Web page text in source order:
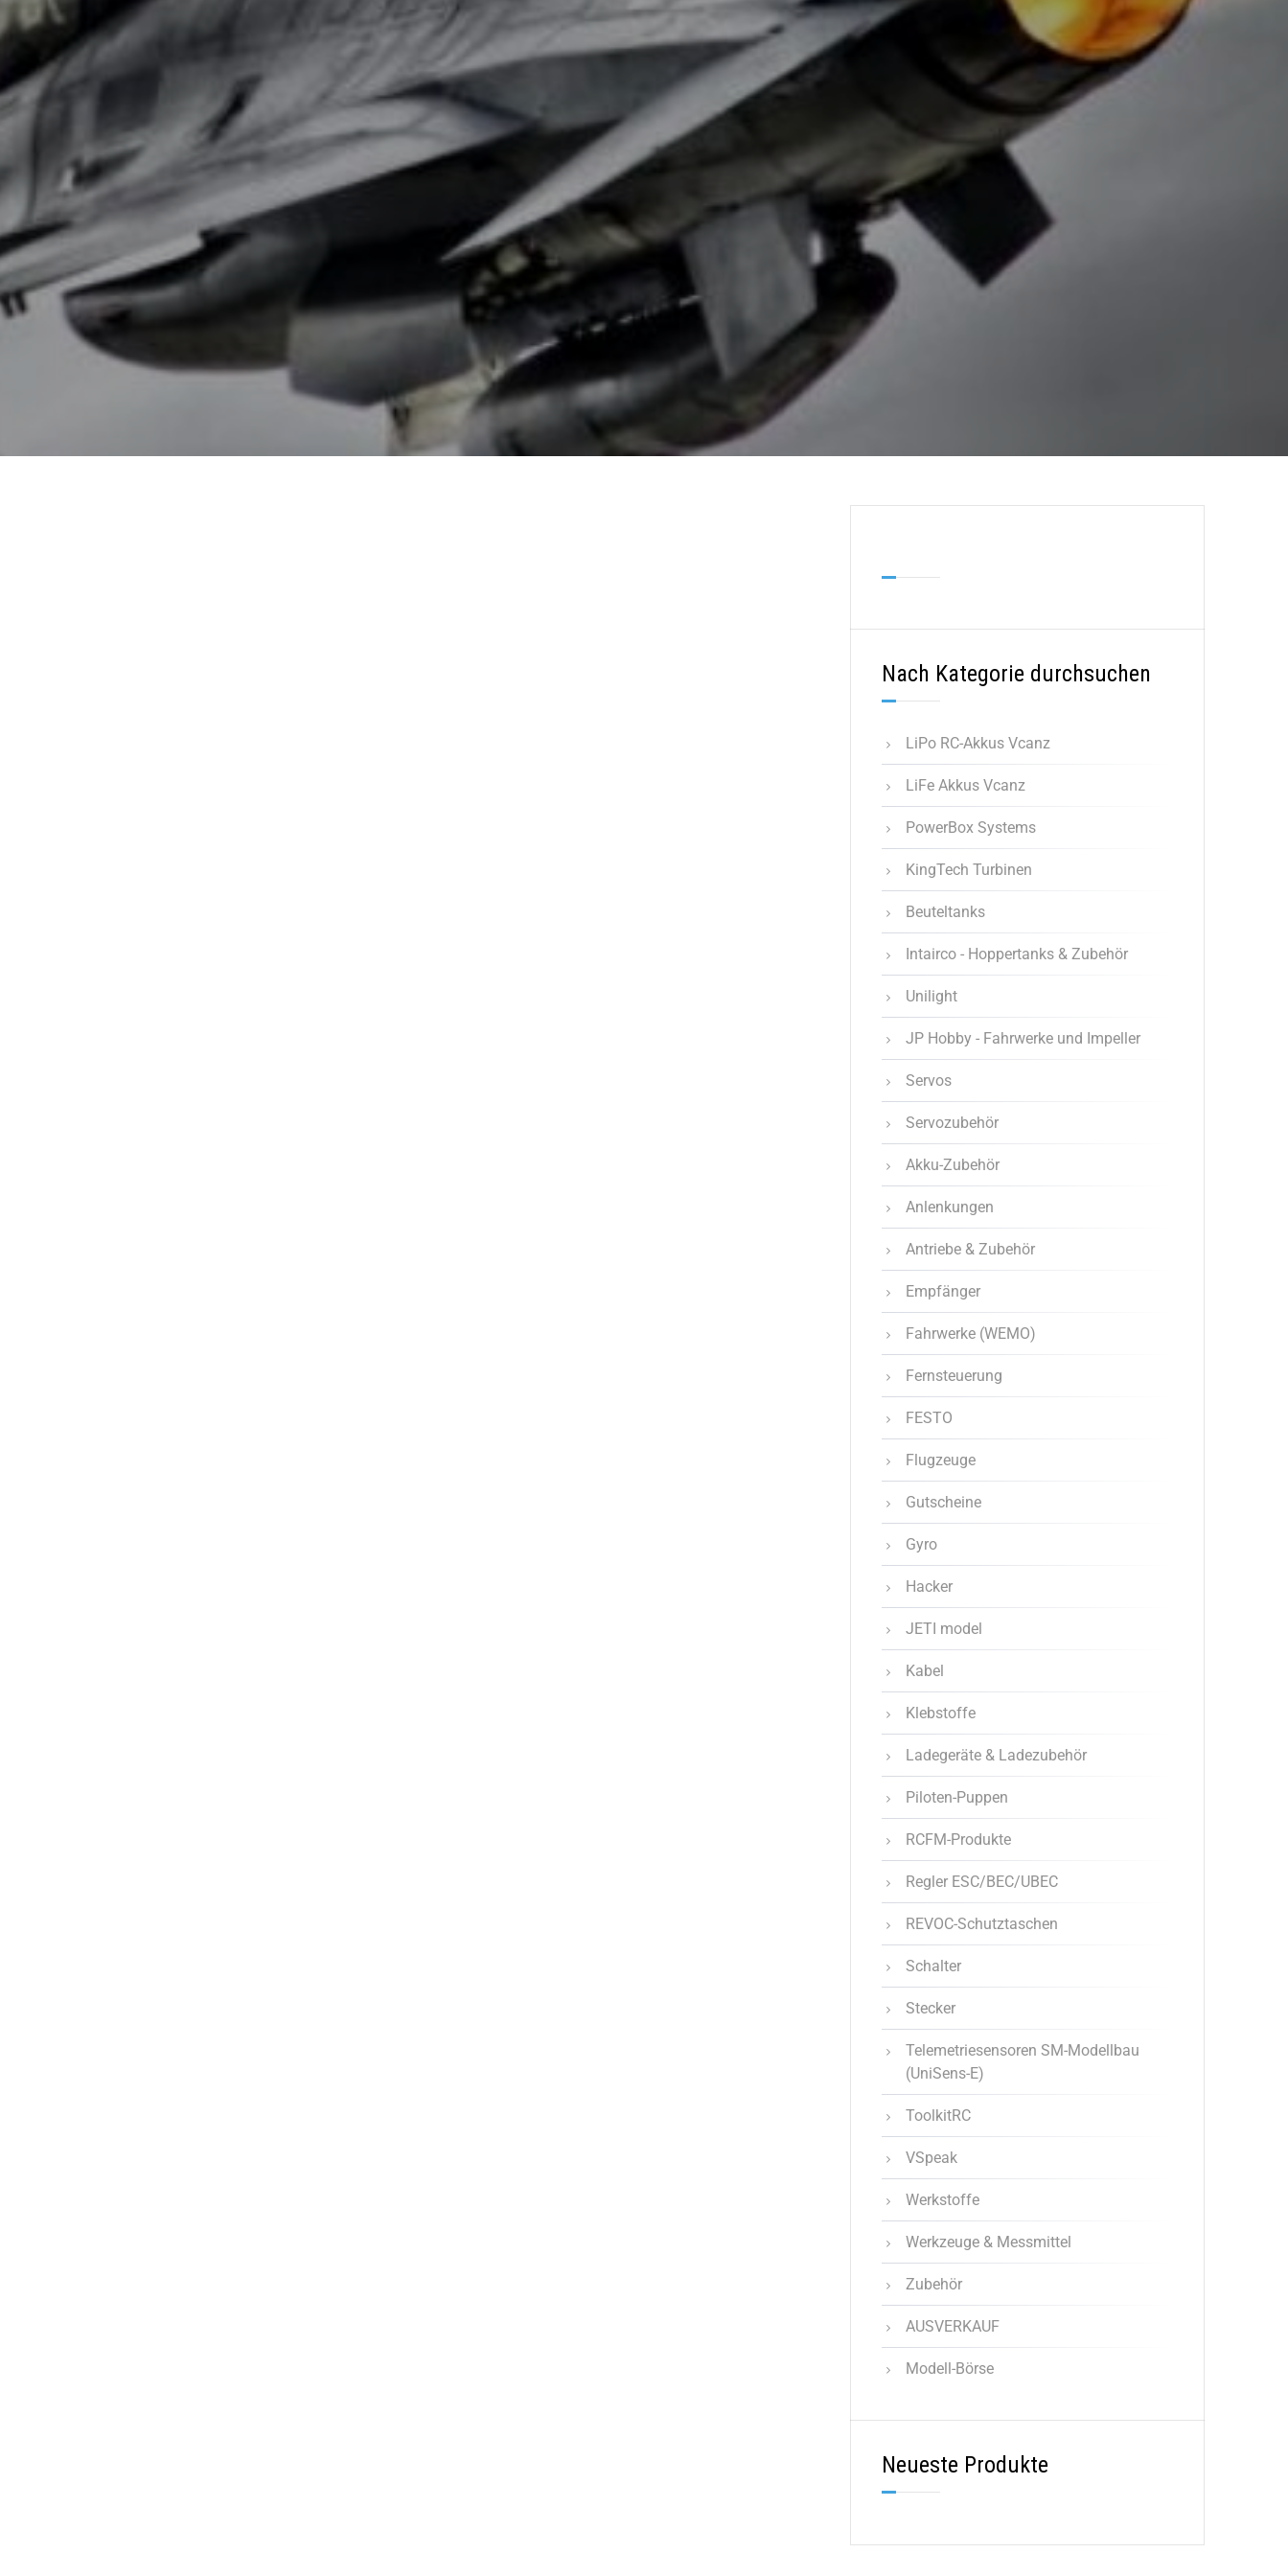
Nach Kategorie durchsuchen
LiPo RC-Akkus Vcanz
LiFe Akkus Vcanz
PowerBox Systems
KingTech Turbinen
Beuteltanks
Intairco - Hoppertanks & Zubehör
Unilight
JP Hobby - Fahrwerke und Impeller
Servos
Servozubehör
Akku-Zubehör
Anlenkungen
Antriebe & Zubehör
Empfänger
Fahrwerke (WEMO)
Fernsteuerung
FESTO
Flugzeuge
Gutscheine
Gyro
Hacker
JETI model
Kabel
Klebstoffe
Ladegeräte & Ladezubehör
Piloten-Puppen
RCFM-Produkte
Regler ESC/BEC/UBEC
REVOC-Schutztaschen
Schalter
Stecker
Telemetriesensoren SM-Modellbau
(UniSens-E)
ToolkitRC
VSpeak
Werkstoffe
Werkzeuge & Messmittel
Zubehör
AUSVERKAUF
Modell-Börse
Neueste Produkte